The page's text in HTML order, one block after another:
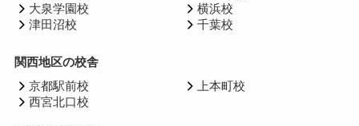
大泉学園校
津田沼校
横浜校
千葉校
関西地区の校舎
京都駅前校
西宮北口校
上本町校